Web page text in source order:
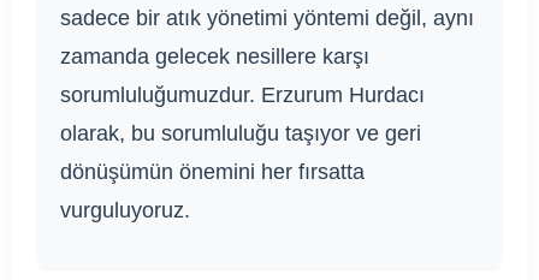
sadece bir atık yönetimi yöntemi değil, aynı
zamanda gelecek nesillere karşı
sorumluluğumuzdur. Erzurum Hurdacı
olarak, bu sorumluluğu taşıyor ve geri
dönüşümün önemini her fırsatta
vurguluyoruz.